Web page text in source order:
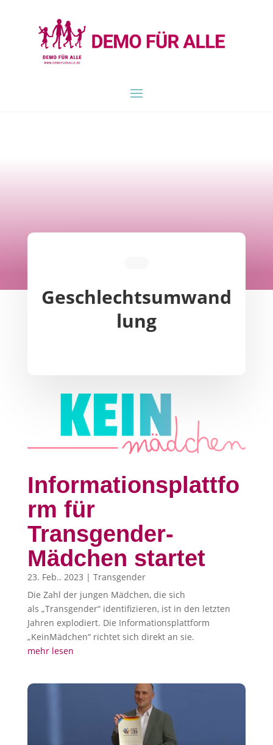
Geschlechtsumwand
lung
Informationsplattfo
rm für
Transgender-
Mädchen startet
23. Feb.. 2023 | Transgender
Die Zahl der jungen Mädchen, die sich
als „Transgender“ identifizieren, ist in den letzten
Jahren explodiert. Die Informationsplattform
„KeinMädchen“ richtet sich direkt an sie.
mehr lesen